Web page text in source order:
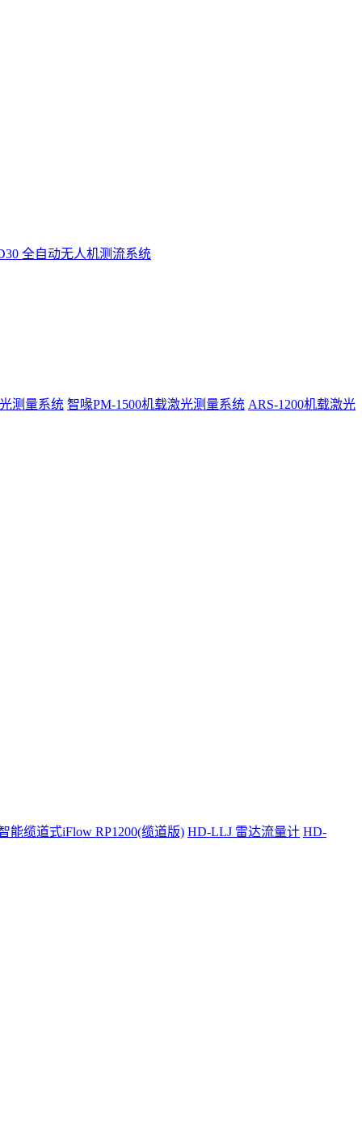
全自动无人机测流系统
测量系统 智喙PM-1500机载激光测量系统 ARS-1200机载激光
能缆道式iFlow RP1200(缆道版) HD-LLJ 雷达流量计 HD-